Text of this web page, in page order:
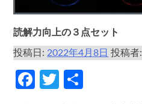
読解力向上の３点セット
投稿日:2022年4月8日 投稿者:
Facebook
Twitter